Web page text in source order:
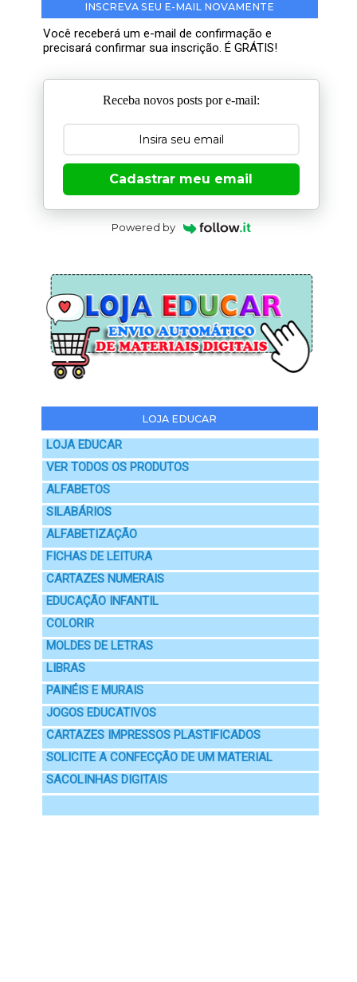
INSCREVA SEU E-MAIL NOVAMENTE
Você receberá um e-mail de confirmação e
precisará confirmar sua inscrição. É GRÁTIS!
Receba novos posts por e-mail:
Cadastrar meu email
Powered by
LOJA EDUCAR
LOJA EDUCAR
VER TODOS OS PRODUTOS
ALFABETOS
SILABÁRIOS
ALFABETIZAÇÃO
FICHAS DE LEITURA
CARTAZES NUMERAIS
EDUCAÇÃO INFANTIL
COLORIR
MOLDES DE LETRAS
LIBRAS
PAINÉIS E MURAIS
JOGOS EDUCATIVOS
CARTAZES IMPRESSOS PLASTIFICADOS
SOLICITE A CONFECÇÃO DE UM MATERIAL
SACOLINHAS DIGITAIS